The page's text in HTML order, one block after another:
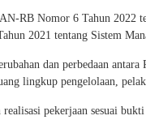
RB Nomor 6 Tahun
2021 tentang Sistem
dan perbedaan
lingkup pengelolaan,
pekerjaan sesuai